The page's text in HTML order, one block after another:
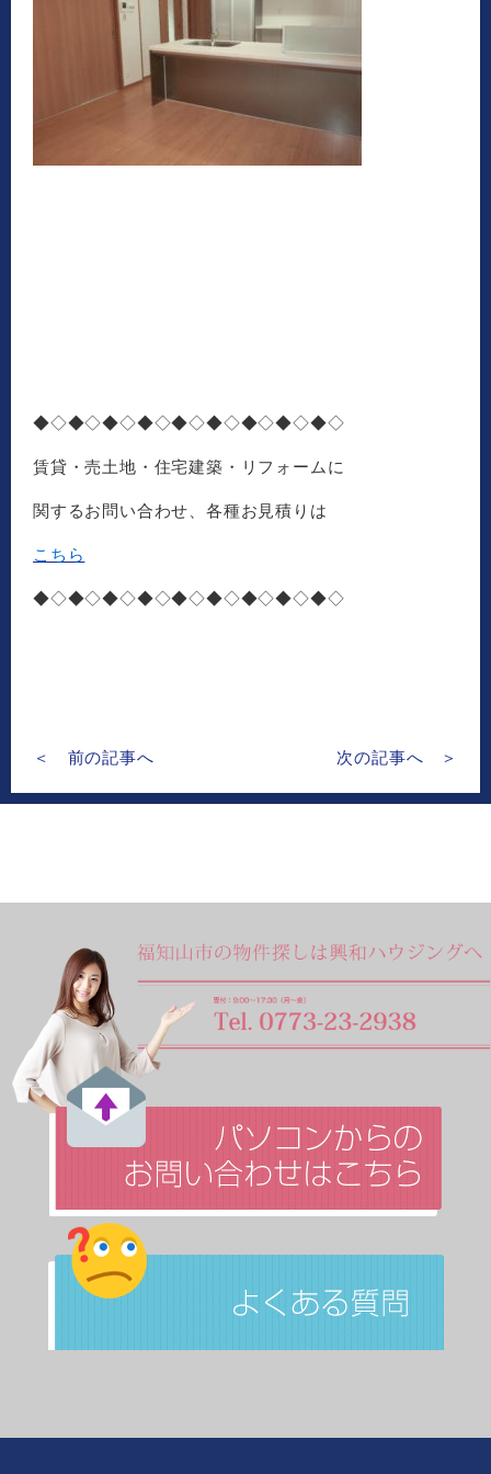
◆◇◆◇◆◇◆◇◆◇◆◇◆◇◆◇◆◇
賃貸・売土地・住宅建築・リフォームに
関するお問い合わせ、各種お見積りは
こちら
◆◇◆◇◆◇◆◇◆◇◆◇◆◇◆◇◆◇
＜ 前の記事へ 次の記事へ ＞